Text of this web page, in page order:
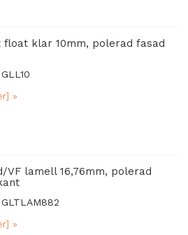
float klar 10mm, polerad fasad
GLL10
»
VF lamell 16,76mm, polerad
GLTLAM882
»